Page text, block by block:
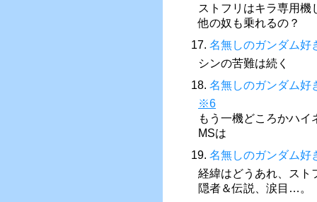
ストフリはキラ専用機
他の奴も乗れるの？
17. 名無しのガンダム好
シンの苦難は続く
18. 名無しのガンダム好
※6
もう一機どころかハ
MSは
19. 名無しのガンダム好
経緯はどうあれ、スト
隠者＆伝説、涙目…。